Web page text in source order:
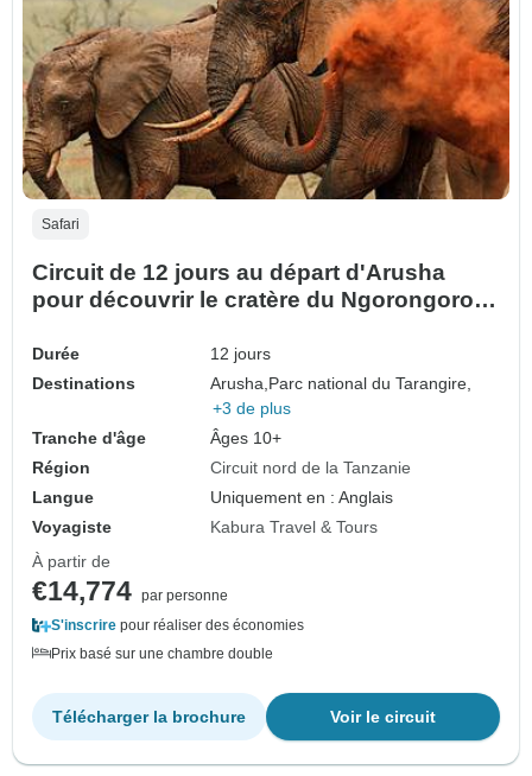
Safari
Circuit de 12 jours au départ d'Arusha
pour découvrir le cratère du Ngorongoro,
Durée
12 jours
Destinations
Arusha, Parc national du Tarangire,
+3 de plus
Tranche d'âge
Âges 10+
Région
Circuit nord de la Tanzanie
Langue
Uniquement en : Anglais
Voyagiste
Kabura Travel & Tours
À partir de
€14,774 par personne
S'inscrire pour réaliser des économies
Prix basé sur une chambre double
Voir le circuit
Télécharger la brochure